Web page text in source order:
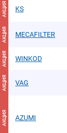
АКЦИЯ KS
АКЦИЯ MECAFILTER
АКЦИЯ WINKOD
АКЦИЯ VAG
АКЦИЯ AZUMI